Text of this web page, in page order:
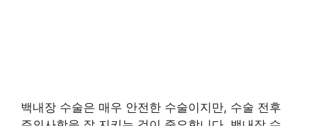
백내장 수술은 매우 안전한 수술이지만, 수술 전후